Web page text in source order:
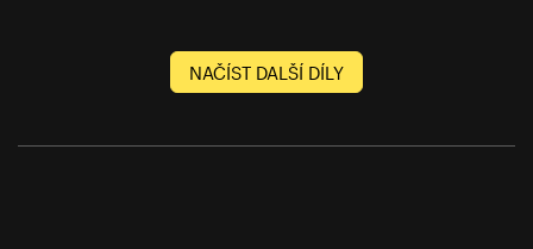
NAČÍST DALŠÍ DÍLY